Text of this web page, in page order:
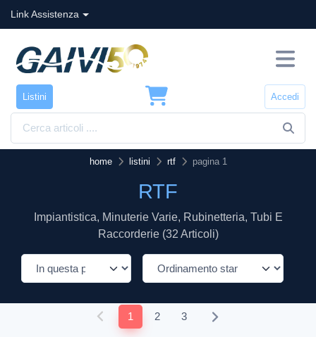
Link Assistenza
Listini Accedi
home listini rtf pagina 1
RTF
Impiantistica, Minuterie Varie, Rubinetteria, Tubi E
Raccorderie (32 Articoli)
1 2 3